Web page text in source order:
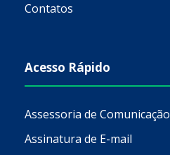
Contatos
Acesso Rápido
Assessoria de Comunicação
Assinatura de E-mail